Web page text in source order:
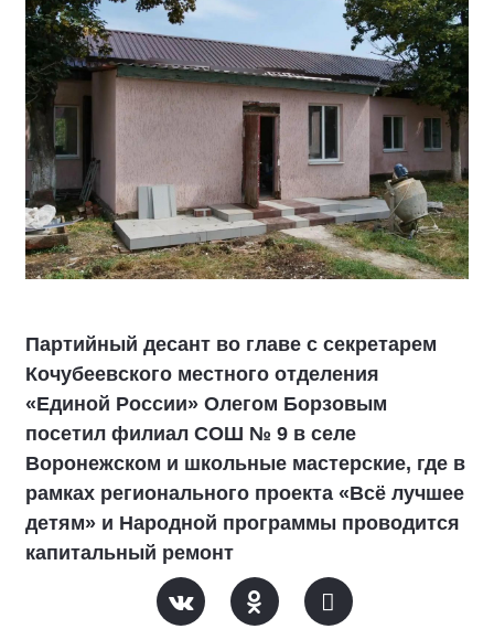
Партийный десант во главе с секретарем
Кочубеевского местного отделения
«Единой России» Олегом Борзовым
посетил филиал СОШ № 9 в селе
Воронежском и школьные мастерские, где в
рамках регионального проекта «Всё лучшее
детям» и Народной программы проводится
капитальный ремонт